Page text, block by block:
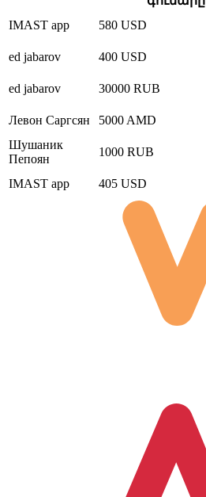
IMAST app 580 USD
ed jabarov
400 USD
ed jabarov
30000 RUB
Левон Саргсян
5000 AMD
Шушаник
Пепоян
1000 RUB
IMAST app
405 USD